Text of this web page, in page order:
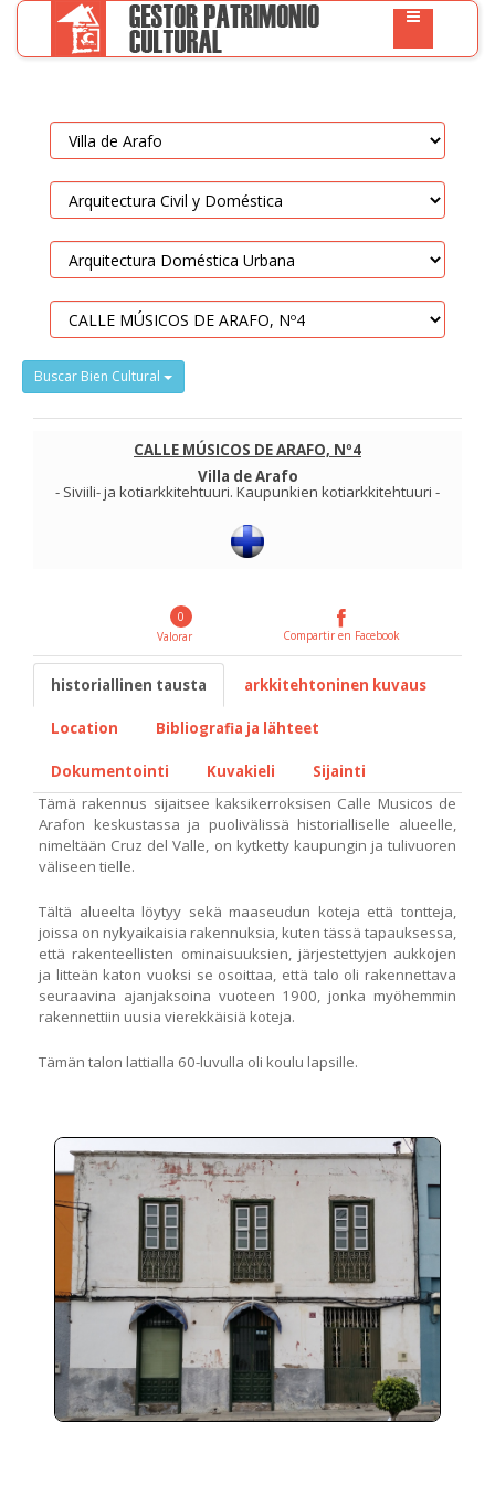
Buscar Bien Cultural
CALLE MÚSICOS DE ARAFO, Nº4
Villa de Arafo
- Siviili- ja kotiarkkitehtuuri. Kaupunkien kotiarkkitehtuuri -
0
Valorar
Compartir en Facebook
historiallinen tausta arkkitehtoninen kuvaus
Location Bibliografia ja lähteet
Dokumentointi Kuvakieli
Sijainti
Tämä rakennus sijaitsee kaksikerroksisen Calle Musicos de
Arafon keskustassa ja puolivälissä historialliselle alueelle,
nimeltään Cruz del Valle, on kytketty kaupungin ja tulivuoren
väliseen tielle.
Tältä alueelta löytyy sekä maaseudun koteja että tontteja,
joissa on nykyaikaisia rakennuksia, kuten tässä tapauksessa,
että rakenteellisten ominaisuuksien, järjestettyjen aukkojen
ja litteän katon vuoksi se osoittaa, että talo oli rakennettava
seuraavina ajanjaksoina vuoteen 1900, jonka myöhemmin
rakennettiin uusia vierekkäisiä koteja.
Tämän talon lattialla 60-luvulla oli koulu lapsille.